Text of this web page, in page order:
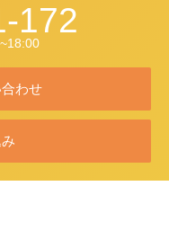
172
わせ